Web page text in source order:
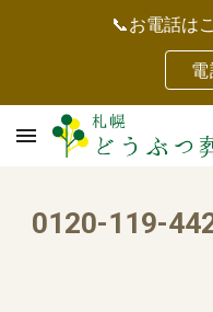
Skip to main content
📞お電話は
0120-119-